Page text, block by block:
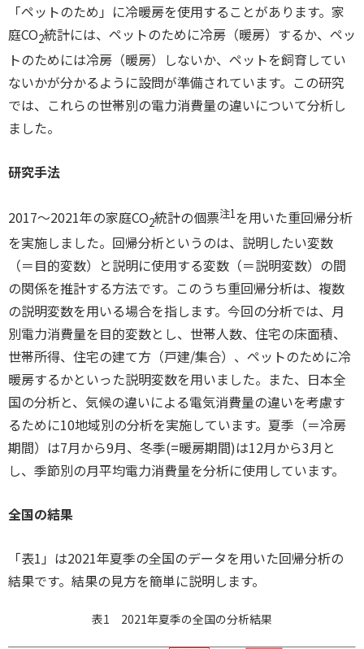
「ペットのため」に冷暖房を使用することがあります。家
庭CO2統計には、ペットのために冷房（暖房）するか、ペッ
トのためには冷房（暖房）しないか、ペットを飼育してい
ないかが分かるように設問が準備されています。この研究
では、これらの世帯別の電力消費量の違いについて分析し
ました。
研究手法
2017～2021年の家庭CO2統計の個票注1 を用いた重回帰分析
を実施しました。回帰分析というのは、説明したい変数
（＝目的変数）と説明に使用する変数（＝説明変数）の間
の関係を推計する方法です。このうち重回帰分析は、複数
の説明変数を用いる場合を指します。今回の分析では、月
別電力消費量を目的変数とし、世帯人数、住宅の床面積、
世帯所得、住宅の建て方（戸建/集合）、ペットのために冷
暖房するかといった説明変数を用いました。また、日本全
国の分析と、気候の違いによる電気消費量の違いを考慮す
るために10地域別の分析を実施しています。夏季（＝冷房
期間）は7月から9月、冬季(=暖房期間)は12月から3月と
し、季節別の月平均電力消費量を分析に使用しています。
全国の結果
「表1」は2021年夏季の全国のデータを用いた回帰分析の
結果です。結果の見方を簡単に説明します。
表1 2021年夏季の全国の分析結果